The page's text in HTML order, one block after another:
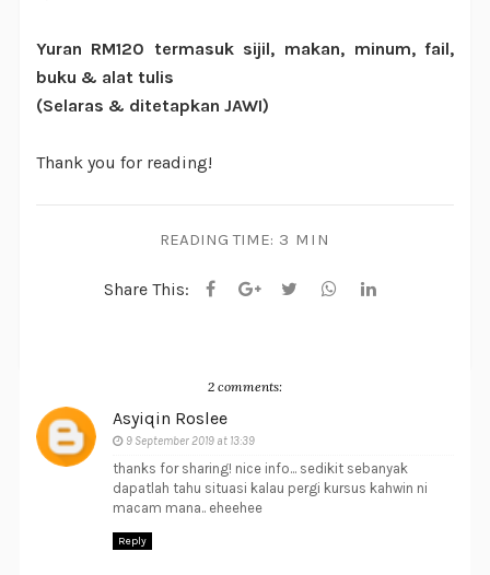
Yuran RM120 termasuk sijil, makan, minum, fail,
buku & alat tulis
(Selaras & ditetapkan JAWI)
Thank you for reading!
READING TIME: 3 MIN
Share This:
2 comments:
Asyiqin Roslee
9 September 2019 at 13:39
thanks for sharing! nice info... sedikit sebanyak
dapatlah tahu situasi kalau pergi kursus kahwin ni
macam mana.. eheehee
Reply